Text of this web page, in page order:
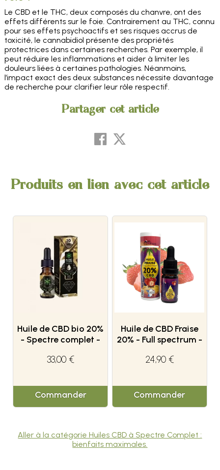
Le CBD et le THC, deux composés du chanvre, ont des
effets différents sur le foie. Contrairement au THC, connu
pour ses effets psychoactifs et ses risques accrus de
toxicité, le cannabidiol présente des propriétés
protectrices dans certaines recherches. Par exemple, il
peut réduire les inflammations et aider à limiter les
douleurs liées à certaines pathologies. Néanmoins,
l’impact exact des deux substances nécessite davantage
de recherche pour clarifier leur rôle respectif.
Partager cet article
Produits en lien avec cet article
Huile de CBD bio 20%
- Spectre complet -
33,00 €
Commander
Huile de CBD Fraise
20% - Full spectrum -
24,90 €
Commander
Aller à la catégorie Huiles CBD à Spectre Complet :
bienfaits maximales.